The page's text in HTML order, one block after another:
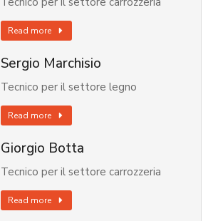
Read more
Sergio Marchisio
Tecnico per il settore legno
Read more
Giorgio Botta
Tecnico per il settore carrozzeria
Read more